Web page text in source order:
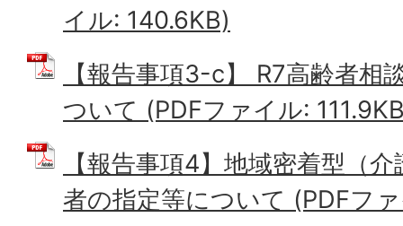
イル: 140.6KB)
【報告事項3-c】 R7高齢者相
ついて (PDFファイル:
【報告事項4】地域密着型（
者の指定等について (PDFフ